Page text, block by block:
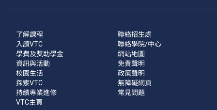
了解課程
入讀VTC
學費及獎助學金
資訊與活動
校園生活
探索VTC
持續專業進修
VTC主頁
聯絡招生處
聯絡學院/中心
網站地圖
免責聲明
政策聲明
無障礙網頁
常見問題